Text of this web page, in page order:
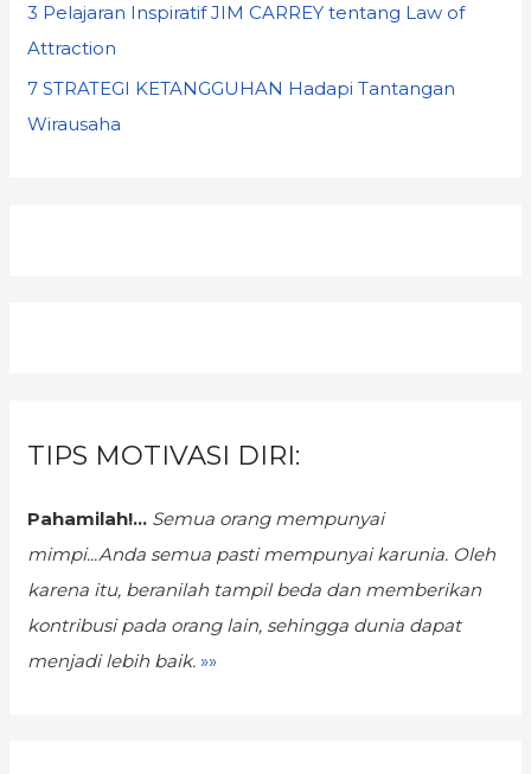
3 Pelajaran Inspiratif JIM CARREY tentang Law of
Attraction
7 STRATEGI KETANGGUHAN Hadapi Tantangan
Wirausaha
TIPS MOTIVASI DIRI:
Pahamilah!... Semua orang mempunyai
mimpi...Anda semua pasti mempunyai karunia. Oleh
karena itu, beranilah tampil beda dan memberikan
kontribusi pada orang lain, sehingga dunia dapat
menjadi lebih baik. »»